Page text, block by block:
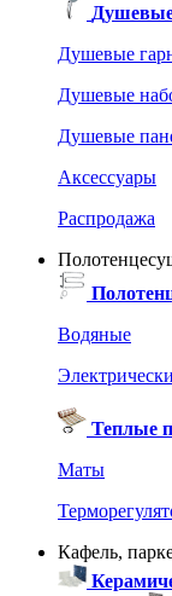
Душевые
Душевые
Душевые
Аксессуары
Распродажа
Водяные
Теплые
Маты
Кафель,